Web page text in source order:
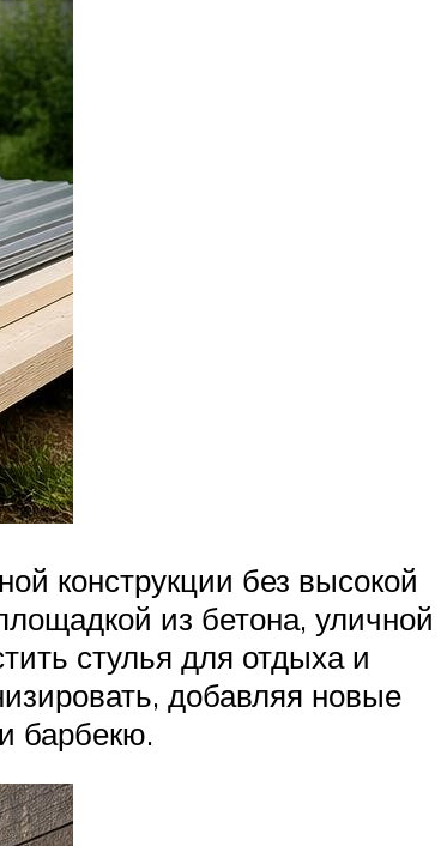
конструкции без высокой
из бетона, уличной
стулья для отдыха и
добавляя новые
барбекю.